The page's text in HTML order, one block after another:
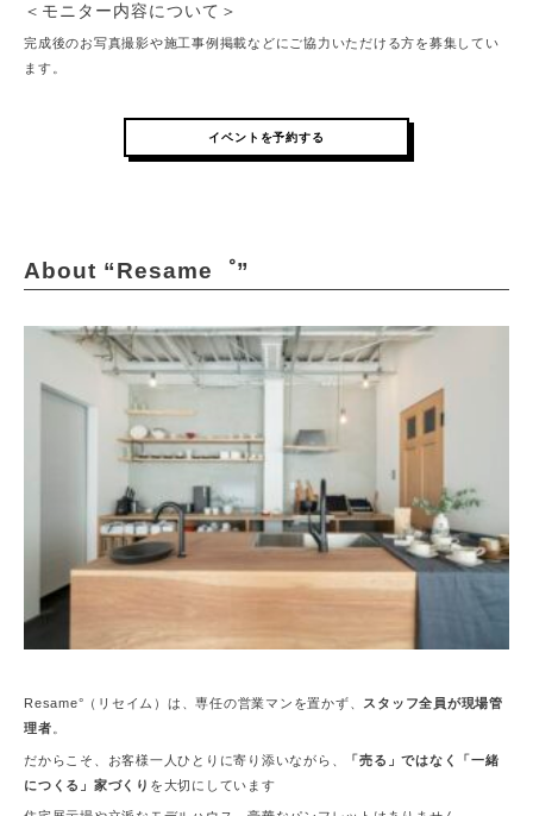
＜モニター内容について＞
完成後のお写真撮影や施工事例掲載などにご協力いただける方を募集してい
ます。
イベントを予約する
About “Resame゜”
Resame°（リセイム）は、専任の営業マンを置かず、 スタッフ全員が現場管
理者
だからこそ、お客様一人ひとりに寄り添いながら、
「売る」ではなく「一緒
につくる」家づくり を大切にしています